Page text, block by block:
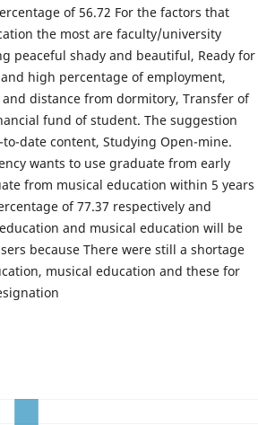
of 56.72 For the factors that
the most are faculty/university
peaceful shady and beautiful, Ready for
high percentage of employment,
distance from dormitory, Transfer of
fund of student. The suggestion
date content, Studying Open-mine.
wants to use graduate from early
from musical education within 5 years
of 77.37 respectively and
and musical education will be
because There were still a shortage
musical education and these for